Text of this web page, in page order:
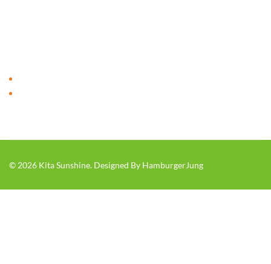
© 2026 Kita Sunshine. Designed By HamburgerJung